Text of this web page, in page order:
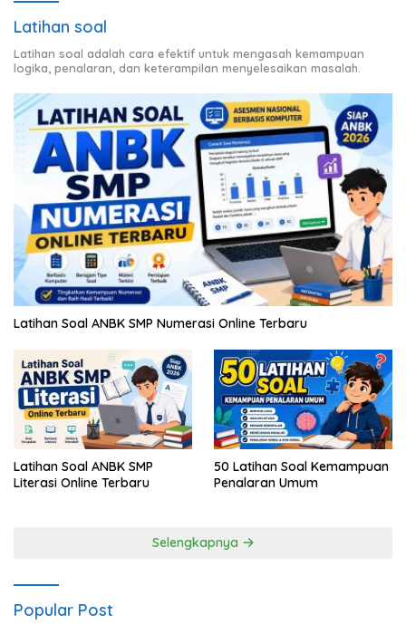
Latihan soal
Latihan soal adalah cara efektif untuk mengasah kemampuan
logika, penalaran, dan keterampilan menyelesaikan masalah.
Latihan Soal ANBK SMP Numerasi Online Terbaru
Latihan Soal ANBK SMP
Literasi Online Terbaru
50 Latihan Soal Kemampuan
Penalaran Umum
Selengkapnya
Popular Post